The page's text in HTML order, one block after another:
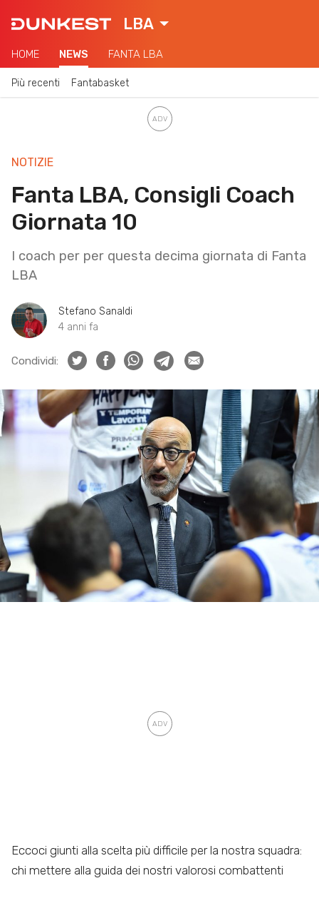
LBA
HOME NEWS FANTA LBA
Più recenti Fantabasket
NOTIZIE
Fanta LBA, Consigli Coach
Giornata 10
I coach per per questa decima giornata di Fanta
LBA
Stefano Sanaldi
4 anni fa
Condividi:
Eccoci giunti alla scelta più difficile per la nostra squadra:
chi mettere alla guida dei nostri valorosi combattenti